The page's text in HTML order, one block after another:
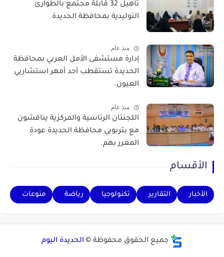
تأهيل 32 قابلة مجتمع بالطوارئ
التوليدية بمحافظة الحديدة
منذ عام
إدارة مستشفى الأمل العربي بمحافظة
الحديدة تستقطب أحد أمهر استشاريي
العيون.
منذ عام
اللجنتان الرئاسية والمركزية يناقشون
مع بتربويي محافظة الحديدة عودة
المغرر بهم.
الأقسام
الأخبار التقارير تكنولوجيا رياضة منوعات
جميع الحقوق محفوظة © الحديدة اليوم